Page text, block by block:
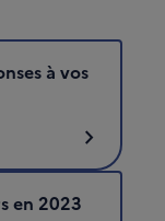
à vos
chevron_right
en 2023